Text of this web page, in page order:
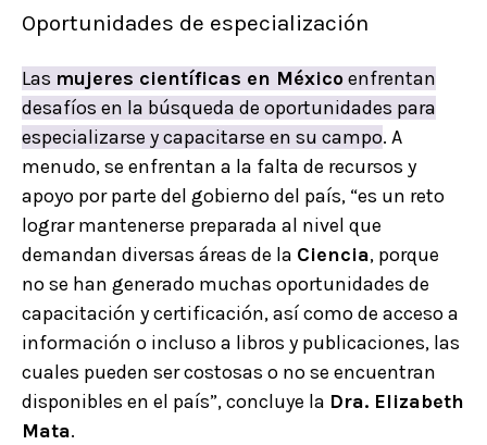
Oportunidades de especialización
Las mujeres científicas en Méxicoenfrentan
desafíos en la búsqueda de oportunidades para
especializarse y capacitarse en su campo. A
menudo, se enfrentan a la falta de recursos y
apoyo por parte del gobierno del país, “es un reto
lograr mantenerse preparada al nivel que
demandan diversas áreas de la Ciencia, porque
no se han generado muchas oportunidades de
capacitación y certificación, así como de acceso a
información o incluso a libros y publicaciones, las
cuales pueden ser costosas o no se encuentran
disponibles en el país”, concluye la Dra. Elizabeth
Mata.